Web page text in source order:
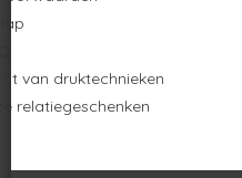
van druktechnieken
relatiegeschenken